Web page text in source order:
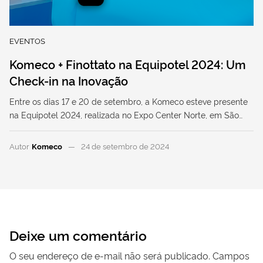
EVENTOS
Komeco + Finottato na Equipotel 2024: Um
Check-in na Inovação
Entre os dias 17 e 20 de setembro, a Komeco esteve presente
na Equipotel 2024, realizada no Expo Center Norte, em São…
Autor Komeco 24 de setembro de 2024
Deixe um comentário
O seu endereço de e-mail não será publicado. Campos